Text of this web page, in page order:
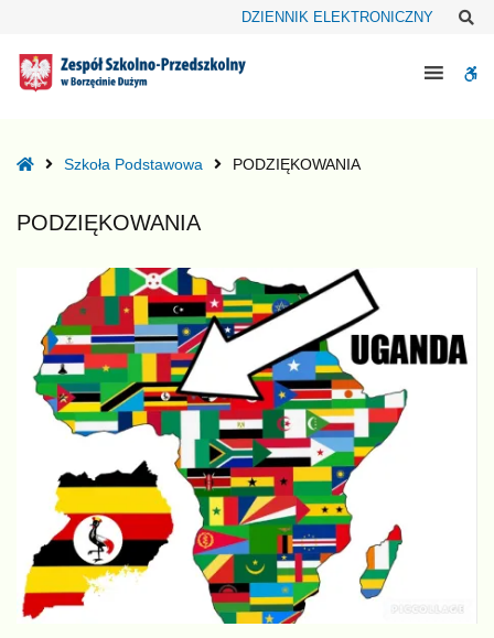
DZIENNIK ELEKTRONICZNY
HomeSzkoła Podstawowa PODZIĘKOWANIA
PODZIĘKOWANIA